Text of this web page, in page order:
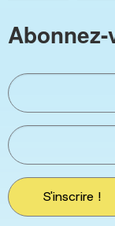
S'inscrire !